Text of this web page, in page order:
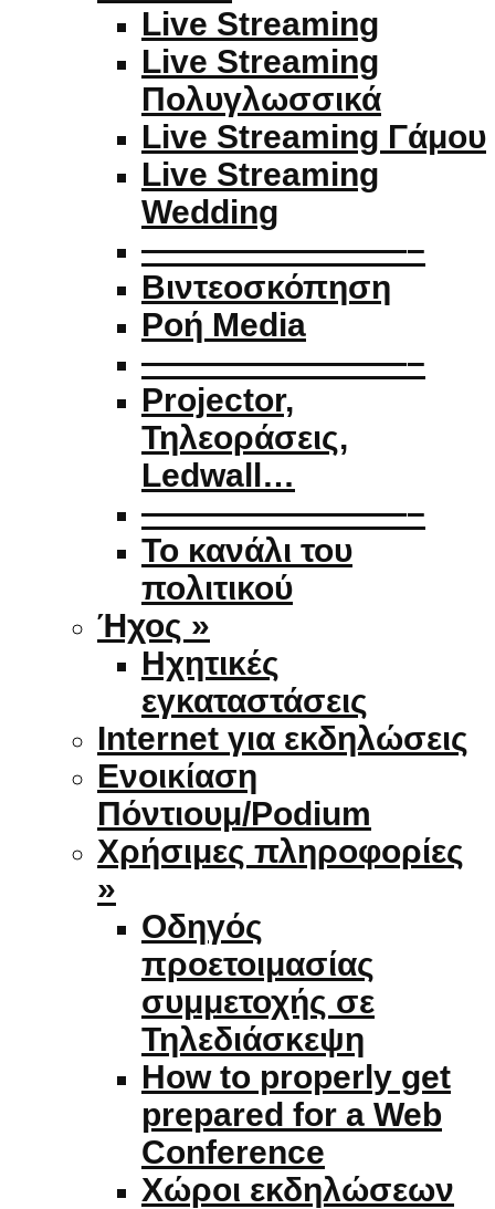
Live Streaming
Live Streaming
Πολυγλωσσικά
Live Streaming Γάμου
Live Streaming
Wedding
————————–
Βιντεοσκόπηση
Ροή Media
————————–
Projector,
Τηλεοράσεις,
Ledwall…
————————–
Το κανάλι του
πολιτικού
Ήχος »
Ηχητικές
εγκαταστάσεις
Internet για εκδηλώσεις
Ενοικίαση
Πόντιουμ/Podium
Χρήσιμες πληροφορίες
»
Οδηγός
προετοιμασίας
συμμετοχής σε
Τηλεδιάσκεψη
How to properly get
prepared for a Web
Conference
Χώροι εκδηλώσεων